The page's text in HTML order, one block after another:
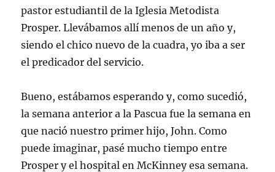
pastor estudiantil de la Iglesia Metodista
Prosper. Llevábamos allí menos de un año y,
siendo el chico nuevo de la cuadra, yo iba a ser
el predicador del servicio.
Bueno, estábamos esperando y, como sucedió,
la semana anterior a la Pascua fue la semana en
que nació nuestro primer hijo, John. Como
puede imaginar, pasé mucho tiempo entre
Prosper y el hospital en McKinney esa semana.